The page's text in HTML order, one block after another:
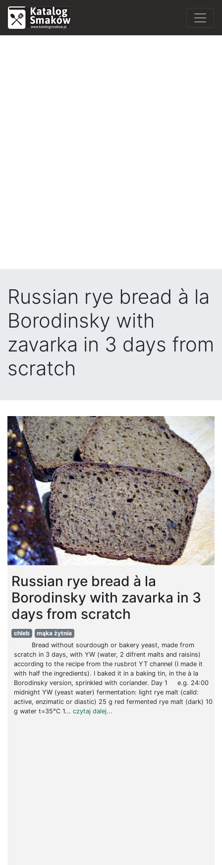
Russian rye bread à la
Borodinsky with
zavarka in 3 days from
scratch
Russian rye bread à la
Borodinsky with zavarka in 3
days from scratch
chleb
mąka żytnia
Bread without sourdough or bakery yeast, made from
scratch in 3 days, with YW (water, 2 difrent malts and raisins)
according to the recipe from the rusbrot YT channel (I made it
with half the ingredients). I baked it in a baking tin, in the à la
Borodinsky version, sprinkled with coriander. Day 1 e.g. 24:00
midnight YW (yeast water) fermentation: light rye malt (calld:
active, enzimatic or diastic) 25 g red fermented rye malt (dark) 10
g water t=35°C 1... czytaj dalej...